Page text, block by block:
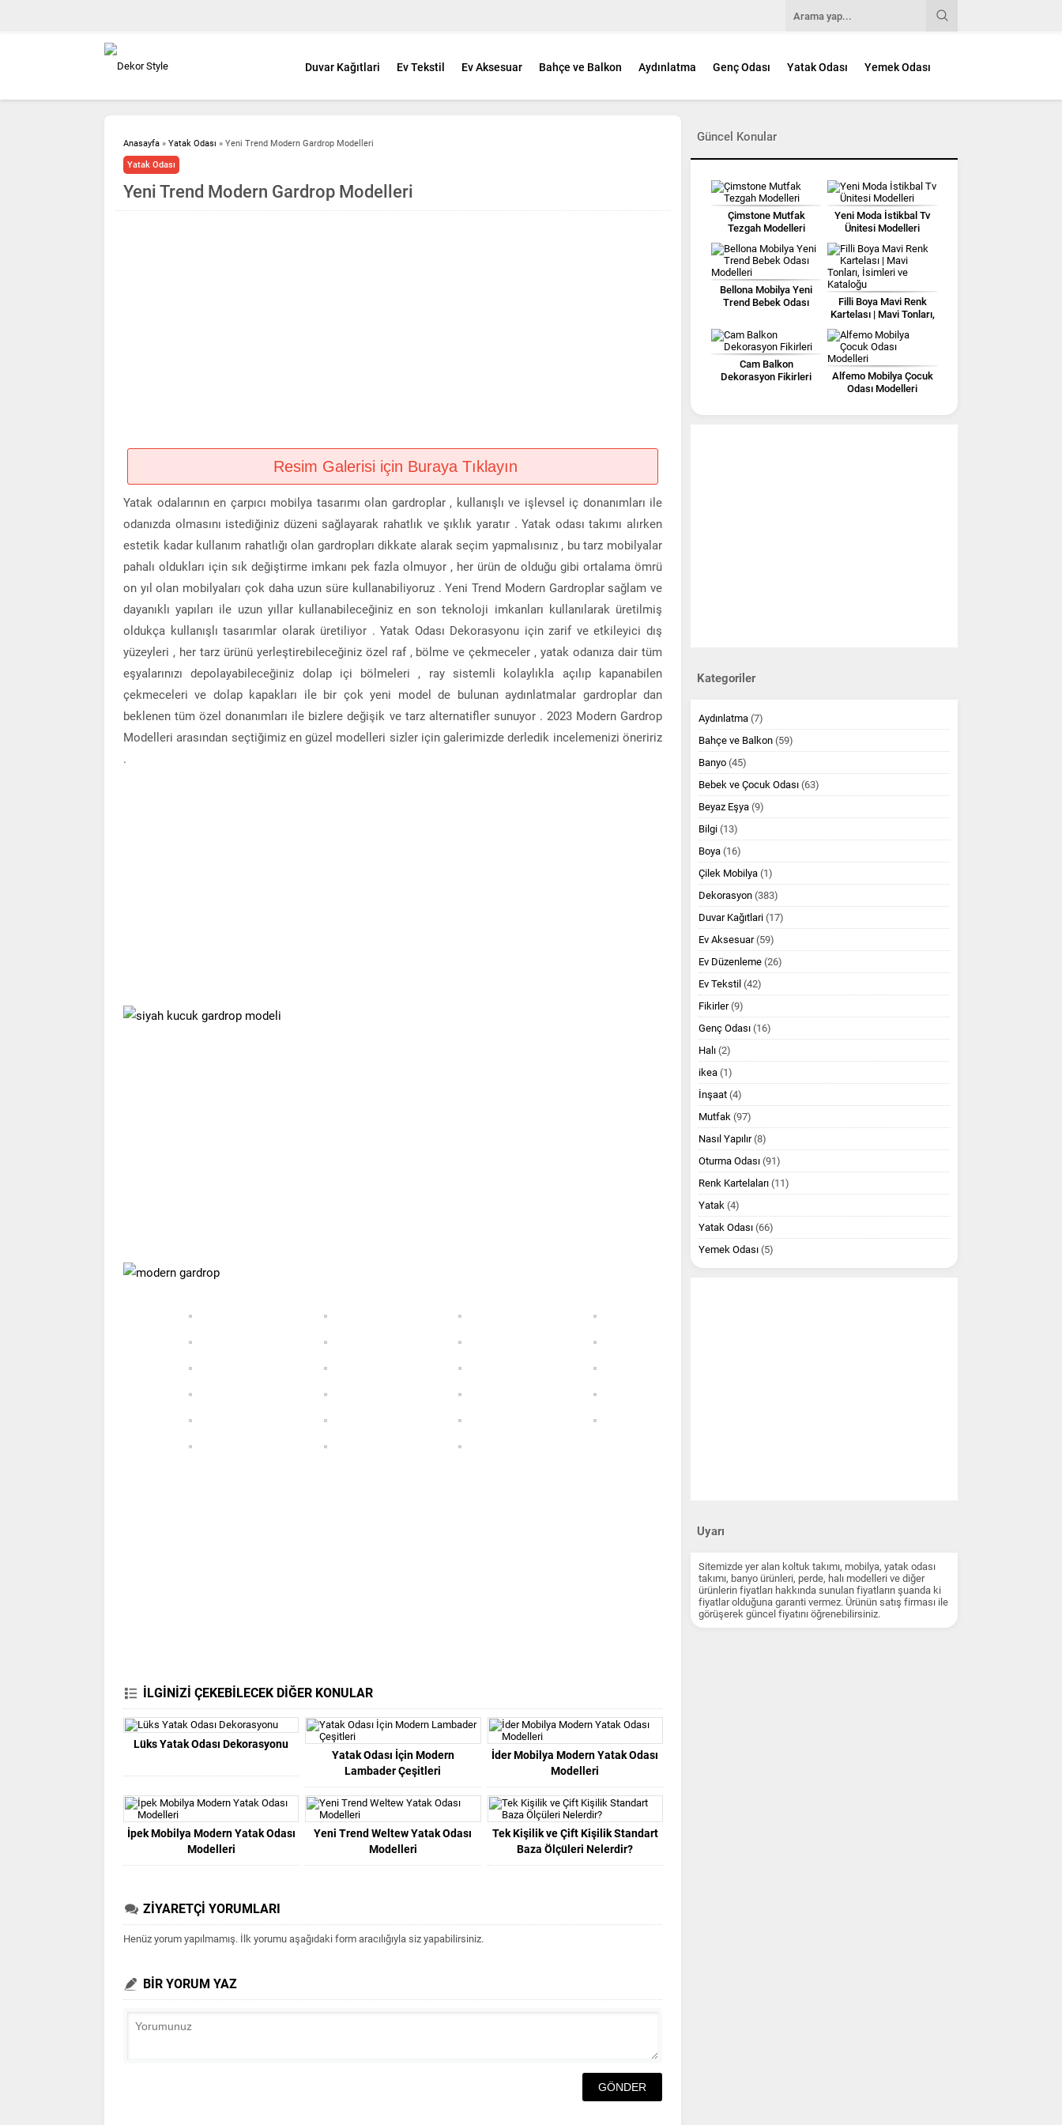
Duvar Kağıtlari Ev Tekstil Ev Aksesuar Bahçe ve Balkon Aydınlatma Genç Odası Yatak Odası Yemek Odası
Anasayfa » Yatak Odası » Yeni Trend Modern Gardrop Modelleri
Yatak Odası
Yeni Trend Modern Gardrop Modelleri
Resim Galerisi için Buraya Tıklayın
Yatak odalarının en çarpıcı mobilya tasarımı olan gardroplar , kullanışlı ve işlevsel iç donanımları ile
odanızda olmasını istediğiniz düzeni sağlayarak rahatlık ve şıklık yaratır . Yatak odası takımı alırken
estetik kadar kullanım rahatlığı olan gardropları dikkate alarak seçim yapmalısınız , bu tarz mobilyalar
pahalı oldukları için sık değiştirme imkanı pek fazla olmuyor , her ürün de olduğu gibi ortalama ömrü
on yıl olan mobilyaları çok daha uzun süre kullanabiliyoruz . Yeni Trend Modern Gardroplar sağlam ve
dayanıklı yapıları ile uzun yıllar kullanabileceğiniz en son teknoloji imkanları kullanılarak üretilmiş
oldukça kullanışlı tasarımlar olarak üretiliyor . Yatak Odası Dekorasyonu için zarif ve etkileyici dış
yüzeyleri , her tarz ürünü yerleştirebileceğiniz özel raf , bölme ve çekmeceler , yatak odanıza dair tüm
eşyalarınızı depolayabileceğiniz dolap içi bölmeleri , ray sistemli kolaylıkla açılıp kapanabilen
çekmeceleri ve dolap kapakları ile bir çok yeni model de bulunan aydınlatmalar gardroplar dan
beklenen tüm özel donanımları ile bizlere değişik ve tarz alternatifler sunuyor . 2023 Modern Gardrop
Modelleri arasından seçtiğimiz en güzel modelleri sizler için galerimizde derledik incelemenizi öneririz
.
İLGİNİZİ ÇEKEBİLECEK DİĞER KONULAR
Lüks Yatak Odası Dekorasyonu
Yatak Odası İçin Modern
Lambader Çeşitleri
İder Mobilya Modern Yatak Odası
Modelleri
İpek Mobilya Modern Yatak Odası
Modelleri
Yeni Trend Weltew Yatak Odası
Modelleri
Tek Kişilik ve Çift Kişilik Standart
Baza Ölçüleri Nelerdir?
ZİYARETÇİ YORUMLARI
Henüz yorum yapılmamış. İlk yorumu aşağıdaki form aracılığıyla siz yapabilirsiniz.
BİR YORUM YAZ
Güncel Konular
Çimstone Mutfak
Tezgah Modelleri
Yeni Moda İstikbal Tv
Ünitesi Modelleri
Bellona Mobilya Yeni
Trend Bebek Odası
Filli Boya Mavi Renk
Kartelası | Mavi Tonları,
Cam Balkon
Dekorasyon Fikirleri
Alfemo Mobilya Çocuk
Odası Modelleri
Kategoriler
Aydınlatma (7)
Bahçe ve Balkon (59)
Banyo (45)
Bebek ve Çocuk Odası (63)
Beyaz Eşya (9)
Bilgi (13)
Boya (16)
Çilek Mobilya (1)
Dekorasyon (383)
Duvar Kağıtlari (17)
Ev Aksesuar(59)
Ev Düzenleme (26)
Ev Tekstil (42)
Fikirler(9)
Genç Odası (16)
Halı (2)
ikea (1)
İnşaat (4)
Mutfak (97)
Nasıl Yapılır(8)
Oturma Odası (91)
Renk Kartelaları (11)
Yatak (4)
Yatak Odası (66)
Yemek Odası (5)
Uyarı
Sitemizde yer alan koltuk takımı, mobilya, yatak odası
takımı, banyo ürünleri, perde, halı modelleri ve diğer
ürünlerin fiyatları hakkında sunulan fiyatların şuanda ki
fiyatlar olduğuna garanti vermez. Ürünün satış firması ile
görüşerek güncel fiyatını öğrenebilirsiniz.